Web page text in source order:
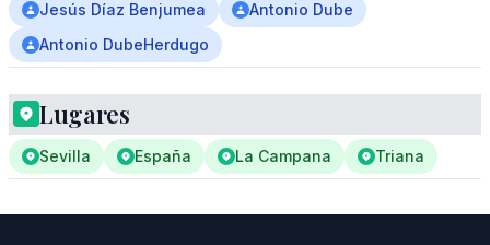
Jesús Díaz Benjumea
Antonio Dube
Antonio DubeHerdugo
Lugares
Sevilla España La Campana Triana